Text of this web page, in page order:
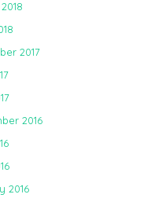
2017
2016
2016